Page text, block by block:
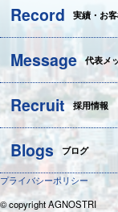
Record 実績・お
Message 代表メ
Recruit 採用情報
Blogs ブログ
プライバシーポリシー
© copyright AGNOSTRI